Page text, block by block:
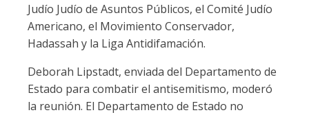
Judío Judío de Asuntos Públicos, el Comité Judío
Americano, el Movimiento Conservador,
Hadassah y la Liga Antidifamación.
Deborah Lipstadt, enviada del Departamento de
Estado para combatir el antisemitismo, moderó
la reunión. El Departamento de Estado no